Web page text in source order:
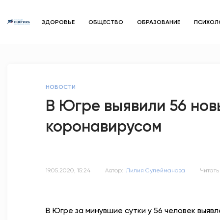
ЗДОРОВЬЕ ОБЩЕСТВО ОБРАЗОВАНИЕ
НОВОСТИ
В Югре выявили 56
коронавирусом
19.05.2020, 15:24 Автор: Лилия Сулейманова Читать
В Югре за минувшие сутки у 56 человек